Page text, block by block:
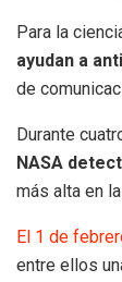
Para la
ayudan a
de
Durante
NASA
más alta en
El 1 de
entre ellos